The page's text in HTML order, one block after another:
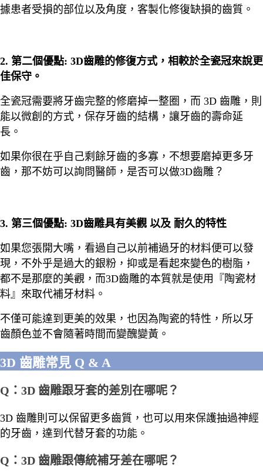
據患者受損的部位以及角度，客製化修復缺損的齒質。
2. 第二個優點: 3D齒雕的修復方式，相較於全瓷冠來說更
佳保守。
全瓷冠需要將牙齒完整的修磨掉一整圈，而 3D 齒雕，則
能以微創的方式，保存牙齒的結構，讓牙齒的壽命延
長。
如果你很在乎自己剩餘牙齒的多寡，不想要磨掉更多牙
齒，那不妨可以詢問醫師，是否可以做3D齒雕？
3. 第三個優點: 3D齒雕具有美觀 以及 耐久的特性
如果您張開大嘴，看過自己以前補過牙的材料便可以發
現，不外乎是過大的銀粉，抑或是看起來變色的樹脂，
都不是那麼的美觀，而3D齒雕的本質就是使用『陶瓷材
料』來取代補牙材料。
不僅可能達到更美的效果，也因為陶瓷的特性，所以牙
齒顏色並不會隨著時間而變醜變黃。
3D 齒雕常見 Q & A
Q：3D 齒雕跟牙套的差別在哪呢？
3D 齒雕則可以保留更多齒質，也可以用來保護抽過神經
的牙齒，達到代替牙套的功能。
Q：3D 齒雕跟傳統補牙差在哪呢？